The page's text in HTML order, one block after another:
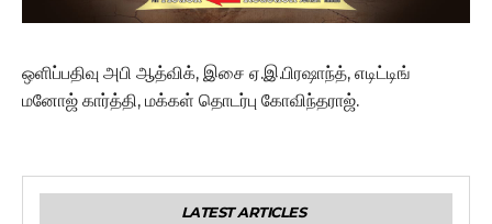
ஒளிப்பதிவு அபி ஆத்விக், இசை ஏ.இ.பிரஷாந்த், எடிட்டிங்
மனோஜ் கார்த்தி, மக்கள் தொடர்பு கோவிந்தராஜ்.
LATEST ARTICLES